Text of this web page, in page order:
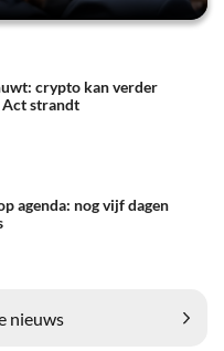
crypto kan verder
Act strandt
agenda: nog vijf dagen
nieuws